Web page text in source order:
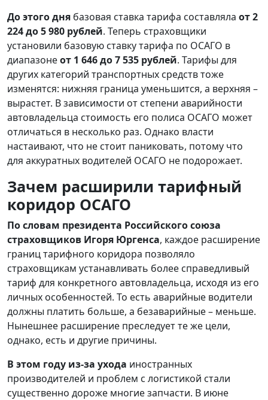
До этого дня базовая ставка тарифа составляла от 2
224 до 5 980 рублей. Теперь страховщики
установили базовую ставку тарифа по ОСАГО в
диапазонеот 1 646 до 7 535 рублей. Тарифы для
других категорий транспортных средств тоже
изменятся: нижняя граница уменьшится, а верхняя –
вырастет. В зависимости от степени аварийности
автовладельца стоимость его полиса ОСАГО может
отличаться в несколько раз. Однако власти
настаивают, что не стоит паниковать, потому что
для аккуратных водителей ОСАГО не подорожает.
Зачем расширили тарифный
коридор ОСАГО
По словам президента Российского союза
страховщиков Игоря Юргенса, каждое расширение
границ тарифного коридора позволяло
страховщикам устанавливать более справедливый
тариф для конкретного автовладельца, исходя из его
личных особенностей. То есть аварийные водители
должны платить больше, а безаварийные – меньше.
Нынешнее расширение преследует те же цели,
однако, есть и другие причины.
В этом году из-за ухода иностранных
производителей и проблем с логистикой стали
существенно дороже многие запчасти. В июне